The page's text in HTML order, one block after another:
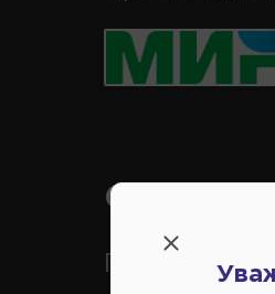
Продажа